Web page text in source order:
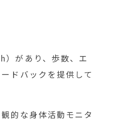
があり、歩数、エ
ドバックを提供して
的な身体活動モニタ